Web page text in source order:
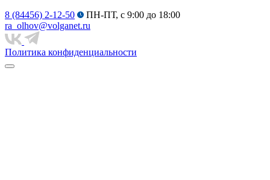
8 (84456) 2-12-50
ПН-ПТ, с 9:00 до 18:00
ra_olhov@volganet.ru
Политика конфиденциальности